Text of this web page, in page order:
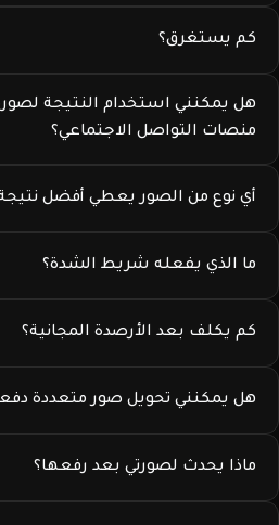
كم يستغرق؟
منصات التواصل الاجتماعي؟
أي نوع من الصور يعطي أفضل
ما الذي يفعله شريط الشدة؟
كم يكلف بعد الأرصدة المجانية؟
هل يمكنني تحويل صور متعددة
ماذا يحدث لصورتي بعد رفعها؟